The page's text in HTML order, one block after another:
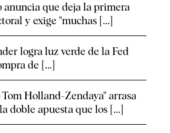
anuncia que deja la primera
y exige "muchas [...]
logra luz verde de la Fed
de [...]
Tom Holland-Zendaya" arrasa
doble apuesta que los [...]